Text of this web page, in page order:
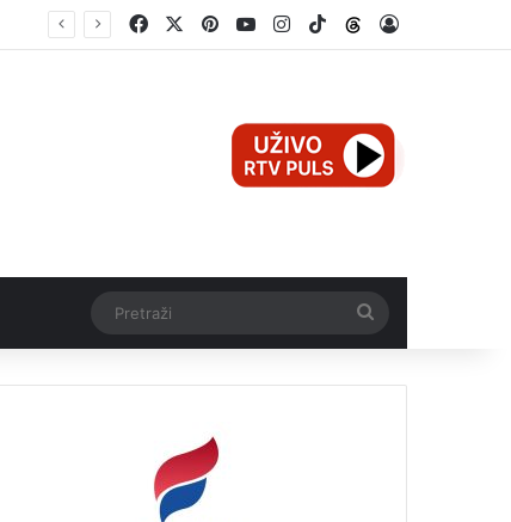
FacebookPinterestYouTubeInstagram
TikTokThreads